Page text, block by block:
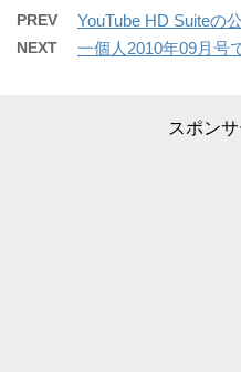
PREV YouTube HD Suiteの
NEXT 一個人2010年09月号
スポン